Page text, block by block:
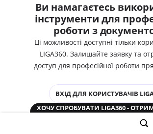
Ви намагаєтесь
інструменти для
роботи з
Ці можливості доступні тільки
LIGA360. Залишайте заявку та
доступ для професійної роботи
ВХІД ДЛЯ КОРИСТУВАЧІВ
ХОЧУ СПРОБУВАТИ LIGA360 -